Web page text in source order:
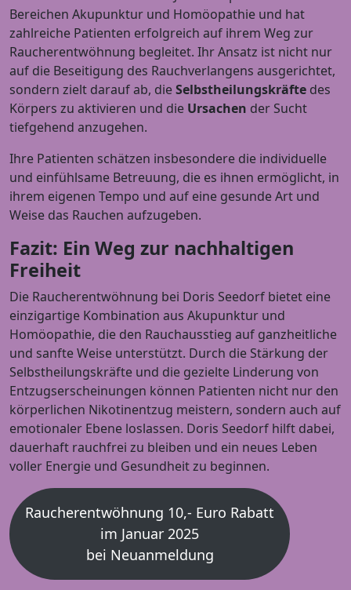
Bereichen Akupunktur und Homöopathie und hat
zahlreiche Patienten erfolgreich auf ihrem Weg zur
Raucherentwöhnung begleitet. Ihr Ansatz ist nicht nur
auf die Beseitigung des Rauchverlangens ausgerichtet,
sondern zielt darauf ab, dieSelbstheilungskräfte des
Körpers zu aktivieren und die Ursachen der Sucht
tiefgehend anzugehen.
Ihre Patienten schätzen insbesondere die individuelle
und einfühlsame Betreuung, die es ihnen ermöglicht, in
ihrem eigenen Tempo und auf eine gesunde Art und
Weise das Rauchen aufzugeben.
Fazit: Ein Weg zur nachhaltigen
Freiheit
Die Raucherentwöhnung bei Doris Seedorf bietet eine
einzigartige Kombination aus Akupunktur und
Homöopathie, die den Rauchausstieg auf ganzheitliche
und sanfte Weise unterstützt. Durch die Stärkung der
Selbstheilungskräfte und die gezielte Linderung von
Entzugserscheinungen können Patienten nicht nur den
körperlichen Nikotinentzug meistern, sondern auch auf
emotionaler Ebene loslassen. Doris Seedorf hilft dabei,
dauerhaft rauchfrei zu bleiben und ein neues Leben
voller Energie und Gesundheit zu beginnen.
Raucherentwöhnung 10,- Euro Rabatt
im Januar 2025
bei Neuanmeldung